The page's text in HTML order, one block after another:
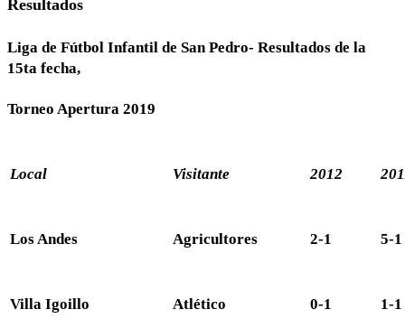
Resultados
Liga de Fútbol Infantil de San Pedro- Resultados de la
15ta fecha,
Torneo Apertura 2019
Local Visitante 2012
Los Andes Agricultores 2-1 5-1
Villa Igoillo Atlético 0-1 1-1